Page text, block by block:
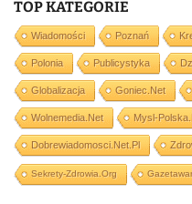
TOP KATEGORIE
Wiadomości Poznań
Polonia Publicystyka
Globalizacja Goniec.net
Wolnemedia.net Mysl-
Dobrewiadomosci.net.pl
Sekrety-Zdrowia.org